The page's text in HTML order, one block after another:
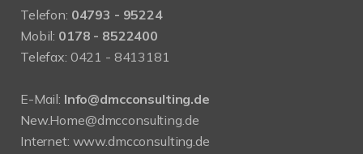
Telefon: 04793 - 95224
Mobil: 0178 - 8522400
Telefax: 0421 - 8413181
E-Mail: Info@dmcconsulting.de
New.Home@dmcconsulting.de
Internet: www.dmcconsulting.de